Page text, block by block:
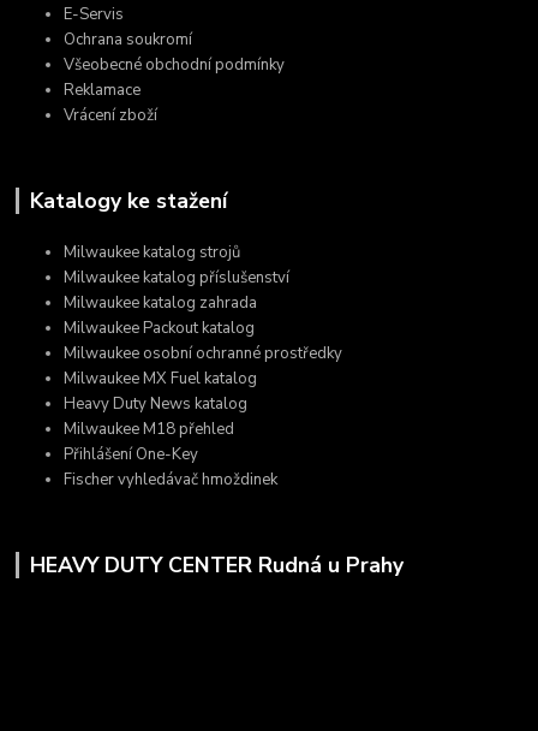
E-Servis
Ochrana soukromí
Všeobecné obchodní podmínky
Reklamace
Vrácení zboží
Katalogy ke stažení
Milwaukee katalog strojů
Milwaukee katalog příslušenství
Milwaukee katalog zahrada
Milwaukee Packout katalog
Milwaukee osobní ochranné prostředky
Milwaukee MX Fuel katalog
Heavy Duty News katalog
Milwaukee M18 přehled
Přihlášení One-Key
Fischer vyhledávač hmoždinek
HEAVY DUTY CENTER Rudná u Prahy